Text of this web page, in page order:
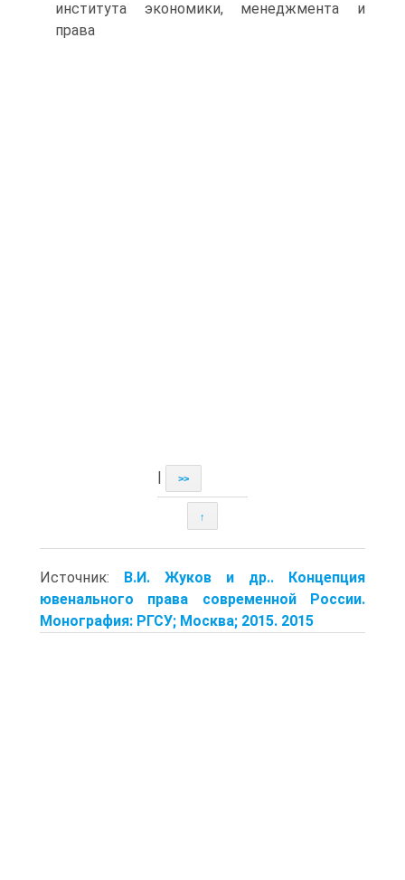
института экономики, менеджмента и
права
>>
↑
Источник: В.И. Жуков и др.. Концепция
ювенального права современной России.
Монография: РГСУ; Москва; 2015. 2015